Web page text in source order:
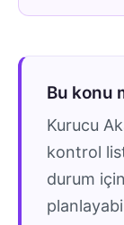
Bu konu
Kurucu
kontrol
durum